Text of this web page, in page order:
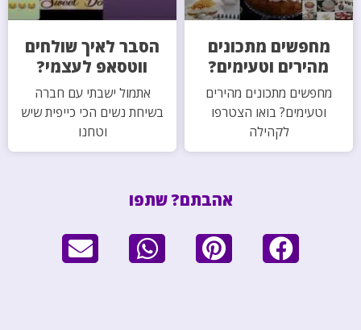
מחפשים מתכונים
מהירים וטעימים?
מחפשים מתכונים מהירים
וטעימים? בואו הצטרפו
לקהילה
הסבר לאיך שולחים
ווטסאפ לעצמי?
אתמול ישבתי עם חברה
בשיחת נשים הכי כייפית שיש
וטחנו
אהבתם? שתפו